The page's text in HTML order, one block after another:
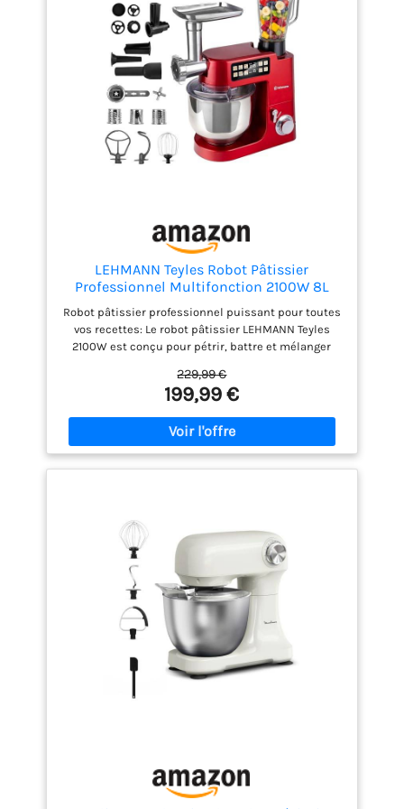
encombrement réduit.
DESIGN COMPACT: Les
dimensions réduites et le
look coloré complètent
l'ensemble; l'appareil sert
de batteur ou de pétrin
pour équiper votre cuisine.
À PROPOS DE KLARSTEIN:
associant matériaux de
qualité et design moderne
et intemporel.
LEHMANN Teyles Robot Pâtissier
Professionnel Multifonction 2100W 8L
avec Balance Intégrée et Bol Chauffant,
Pétrin à Pain et Pizza, Blender Verre 1,5L,
Hachoir à Viande, Rouge
Robot pâtissier professionnel puissant pour toutes
vos recettes: Le robot pâtissier LEHMANN Teyles
2100W est conçu pour pétrir, battre et mélanger
pour pâte à pain, pâte à pizza, brioche, pâtisserie,
crèmes et farces. Son système planétaire assure un
mélange homogène pour une cuisine familiale plus
rapide et plus précise Grand bol chauffant 8L avec
balance intégrée pour plus de précision: Son grand
bol en inox de 8L avec poignée est idéal pour la
fonction de bol chauffant réglable de 25 à 45°C
favorise la levée des pâtes et facilite la préparation
du pain et des brioches Pétrin à pain et pétrin pizza
avec mélange planétaire performant: Grâce au
système de mélange planétaire, ce robot à pétrir
assure un travail homogène des pâtes. Avec 12
vitesses, un mode impulsion et un mode HOOK
dédié au pétrissage intensif, il fonctionne
parfaitement comme machine à pétrir la pâte,
aussi un poussoir à saucisses, un découpe-
légumes et un accessoire pour biscuits. Un appareil
229,99 €
199,99 €